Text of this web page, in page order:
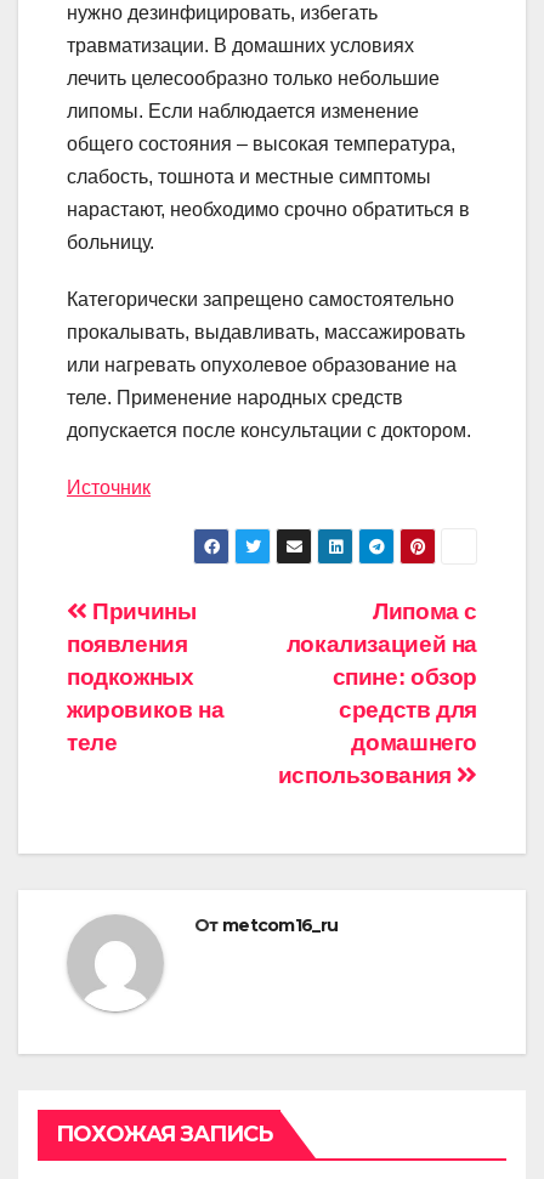
нужно дезинфицировать, избегать
травматизации. В домашних условиях
лечить целесообразно только небольшие
липомы. Если наблюдается изменение
общего состояния – высокая температура,
слабость, тошнота и местные симптомы
нарастают, необходимо срочно обратиться в
больницу.
Категорически запрещено самостоятельно
прокалывать, выдавливать, массажировать
или нагревать опухолевое образование на
теле. Применение народных средств
допускается после консультации с доктором.
Источник
Навигация
по
записям
Липома с
локализацией на
спине: обзор
средств для
домашнего
использования
Причины
появления
подкожных
жировиков на
теле
От metcom16_ru
ПОХОЖАЯ ЗАПИСЬ